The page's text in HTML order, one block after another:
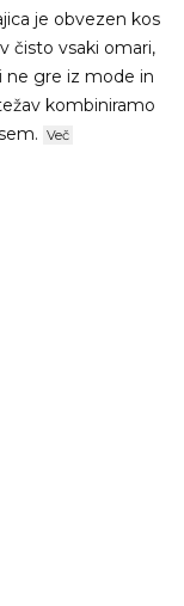
je obvezen kos
čisto vsaki omari,
ne gre iz mode in
kombiniramo
Več